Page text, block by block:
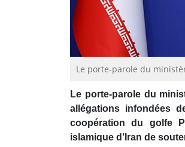
Le porte-parole du
Le porte-parole du
allégations infondées
coopération du golfe
islamique d’Iran de